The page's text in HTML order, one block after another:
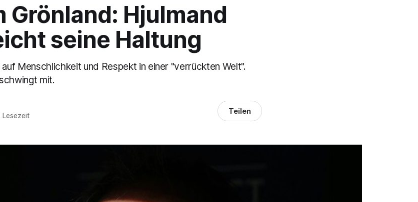
Grönland: Hjulmand
seine Haltung
Menschlichkeit und Respekt in einer "verrückten Welt".
mit.
Lesezeit Teilen